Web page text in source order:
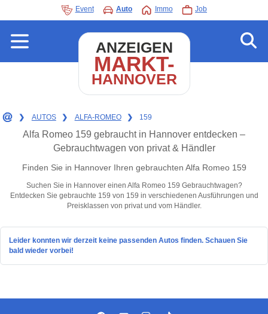
Event Auto Immo Job
ANZEIGEN
MARKT-
HANNOVER
❯ AUTOS ❯ ALFA-ROMEO ❯ 159
Alfa Romeo 159 gebraucht in Hannover entdecken –
Gebrauchtwagen von privat & Händler
Finden Sie in Hannover Ihren gebrauchten Alfa Romeo 159
Suchen Sie in Hannover einen Alfa Romeo 159 Gebrauchtwagen?
Entdecken Sie gebrauchte 159 von 159 in verschiedenen Ausführungen und
Preisklassen von privat und vom Händler.
Leider konnten wir derzeit keine passenden Autos finden. Schauen Sie
bald wieder vorbei!